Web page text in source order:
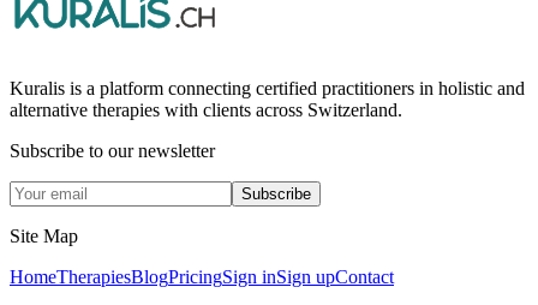
Kuralis is a platform connecting certified practitioners in holistic and
alternative therapies with clients across Switzerland.
Subscribe to our newsletter
Subscribe
Site Map
HomeTherapiesBlogPricingSign inSign upContact